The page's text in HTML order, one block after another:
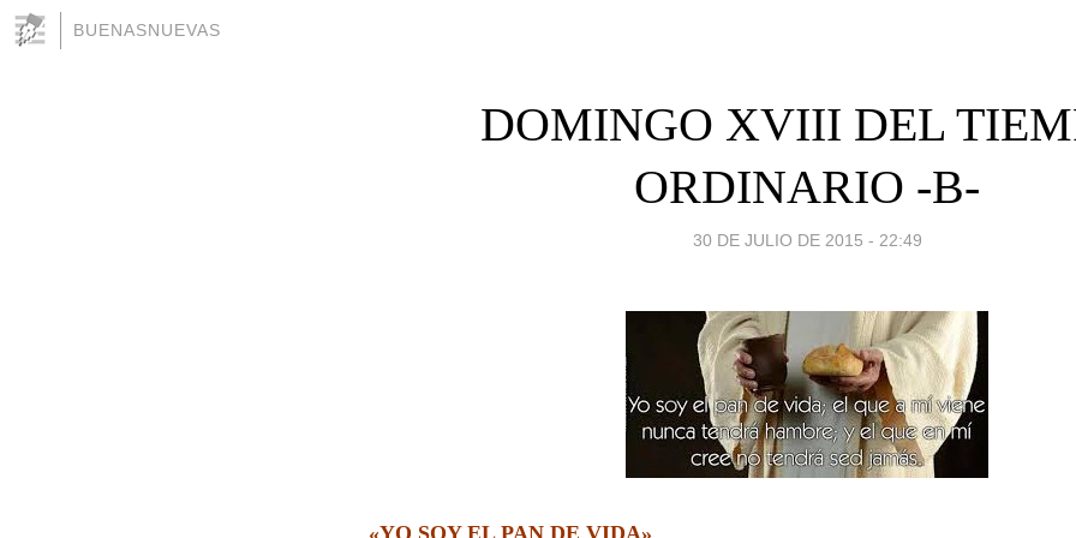
BUENASNUEVAS
DOMINGO XVIII DEL
ORDINARIO -B-
30 DE JULIO DE 2015 - 22:49
«YO SOY EL PAN DE VIDA»